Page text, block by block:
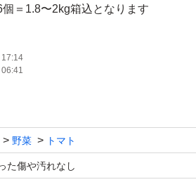
個＝1.8〜2kg箱込となります
をお入れすることもあります
、ご購入後すぐにご連絡くださいませ
野菜 トマト
た傷や汚れなし